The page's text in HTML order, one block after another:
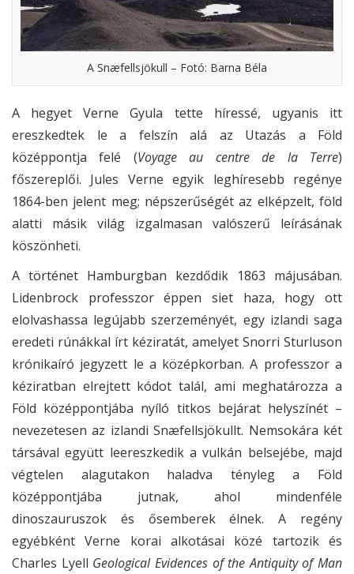
A Snæfellsjökull – Fotó: Barna Béla
A hegyet Verne Gyula tette híressé, ugyanis itt
ereszkedtek le a felszín alá az Utazás a Föld
középpontja felé (Voyage au centre de la Terre)
főszereplői. Jules Verne egyik leghíresebb regénye
1864-ben jelent meg; népszerűségét az elképzelt, föld
alatti másik világ izgalmasan valószerű leírásának
köszönheti.
A történet Hamburgban kezdődik 1863 májusában.
Lidenbrock professzor éppen siet haza, hogy ott
elolvashassa legújabb szerzeményét, egy izlandi saga
eredeti rúnákkal írt kéziratát, amelyet Snorri Sturluson
krónikaíró jegyzett le a középkorban. A professzor a
kéziratban elrejtett kódot talál, ami meghatározza a
Föld középpontjába nyíló titkos bejárat helyszínét –
nevezetesen az izlandi Snæfellsjökullt. Nemsokára két
társával együtt leereszkedik a vulkán belsejébe, majd
végtelen alagutakon haladva tényleg a Föld
középpontjába jutnak, ahol mindenféle
dinoszauruszok és ősemberek élnek. A regény
egyébként Verne korai alkotásai közé tartozik és
Charles Lyell Geological Evidences of the Antiquity of Man